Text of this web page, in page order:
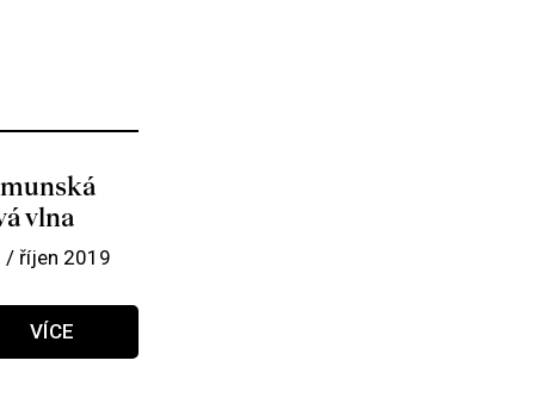
vlna
/ říjen 2019
VÍCE